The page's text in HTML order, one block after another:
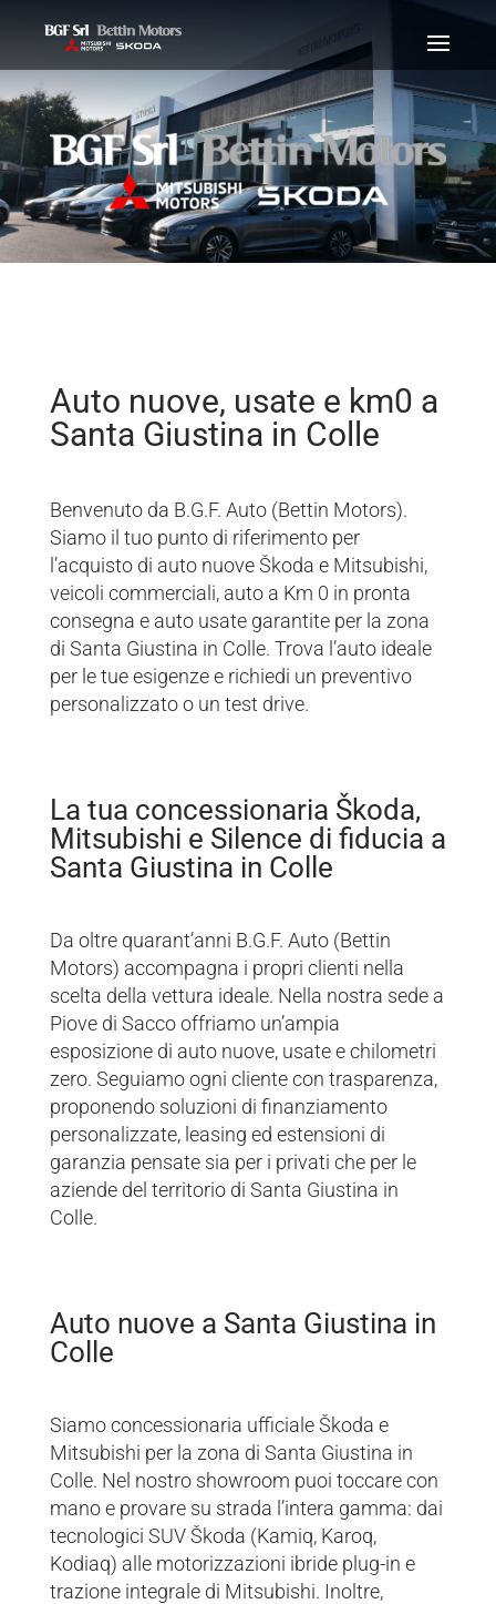
Auto nuove, usate e km0 a
Santa Giustina in Colle
Benvenuto da B.G.F. Auto (Bettin Motors).
Siamo il tuo punto di riferimento per
l’acquisto di auto nuove Škoda e Mitsubishi,
veicoli commerciali, auto a Km 0 in pronta
consegna e auto usate garantite per la zona
di Santa Giustina in Colle. Trova l’auto ideale
per le tue esigenze e richiedi un preventivo
personalizzato o un test drive.
La tua concessionaria Škoda,
Mitsubishi e Silence di fiducia a
Santa Giustina in Colle
Da oltre quarant’anni B.G.F. Auto (Bettin
Motors) accompagna i propri clienti nella
scelta della vettura ideale. Nella nostra sede a
Piove di Sacco offriamo un’ampia
esposizione di auto nuove, usate e chilometri
zero. Seguiamo ogni cliente con trasparenza,
proponendo soluzioni di finanziamento
personalizzate, leasing ed estensioni di
garanzia pensate sia per i privati che per le
aziende del territorio di Santa Giustina in
Colle.
Auto nuove a Santa Giustina in
Colle
Siamo concessionaria ufficiale Škoda e
Mitsubishi per la zona di Santa Giustina in
Colle. Nel nostro showroom puoi toccare con
mano e provare su strada l’intera gamma: dai
tecnologici SUV Škoda (Kamiq, Karoq,
Kodiaq) alle motorizzazioni ibride plug-in e
trazione integrale di Mitsubishi. Inoltre,